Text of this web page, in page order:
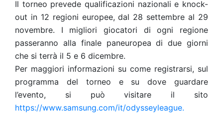
Il torneo prevede qualificazioni nazionali e knock-
out in 12 regioni europee, dal 28 settembre al 29
novembre. I migliori giocatori di ogni regione
passeranno alla finale paneuropea di due giorni
che si terrà il 5 e 6 dicembre.
Per maggiori informazioni su come registrarsi, sul
programma del torneo e su dove guardare
l’evento, si può visitare il sito
https://www.samsung.com/it/odysseyleague.